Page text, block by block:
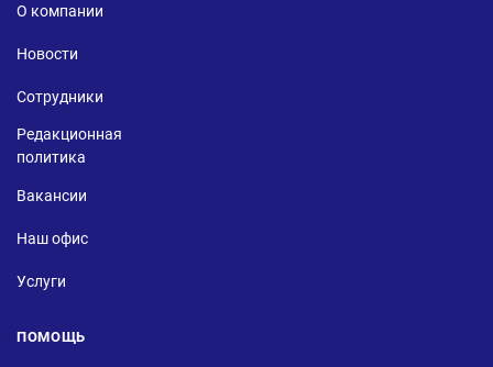
О компании
Новости
Сотрудники
Редакционная
политика
Вакансии
Наш офис
Услуги
ПОМОЩЬ